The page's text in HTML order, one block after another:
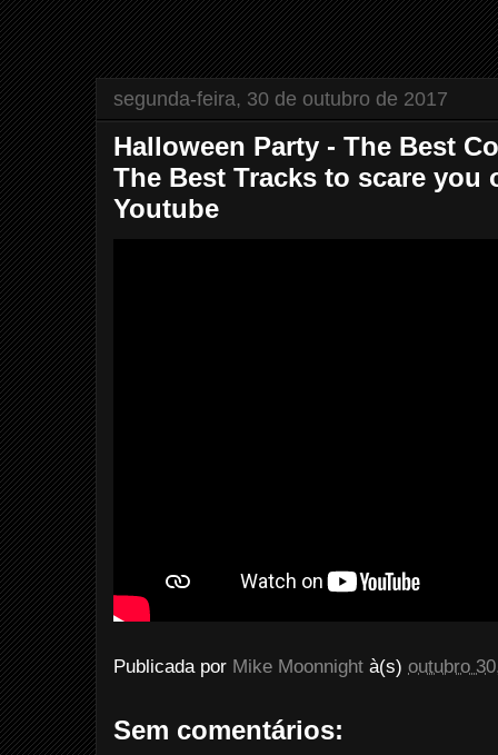
segunda-feira, 30 de outubro de 2017
Halloween Party - The Best
The Best Tracks to scare you
Youtube
Publicada por Mike Moonnight à(s) outubro
Sem comentários: